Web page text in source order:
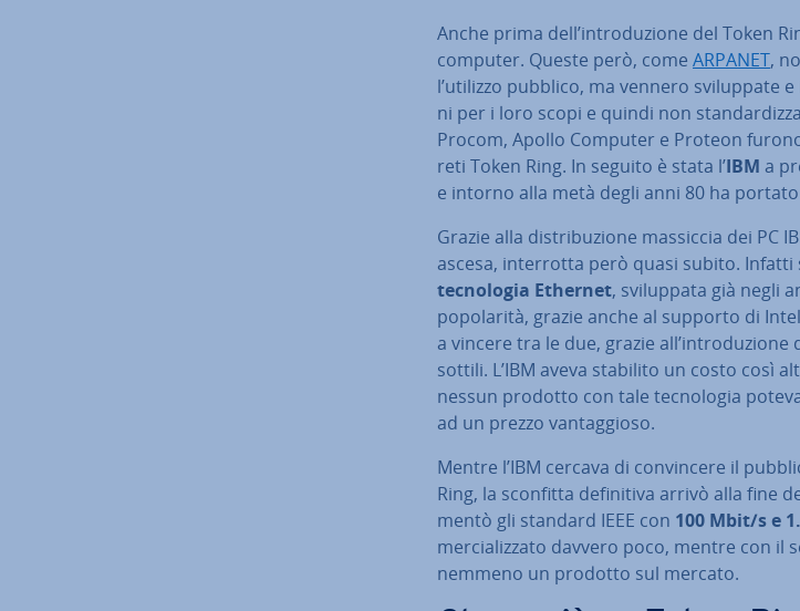
Anche prima dell’in­tro­du­zio­ne del Token
computer. Queste però, come ARPANET,
l’utilizzo pubblico, ma vennero svi­lup­pa­te
ni per i loro scopi e quindi non
Procom, Apollo Computer e Proteon
reti Token Ring. In seguito è stata l’IBM a
e intorno alla metà degli anni 80 ha
Grazie alla di­stri­bu­zio­ne massiccia dei PC
ascesa, in­ter­rot­ta però quasi subito. Infatti
tec­no­lo­gia Ethernet, svi­lup­pa­ta già negli
po­po­la­ri­tà, grazie anche al supporto di
a vincere tra le due, grazie all’in­tro­du­zio­ne
sottili. L’IBM aveva stabilito un costo così
nessun prodotto con tale tec­no­lo­gia
ad un prezzo van­tag­gio­so.
Mentre l’IBM cercava di con­vin­ce­re il
Ring, la sconfitta de­fi­ni­ti­va arrivò alla fine
men­tò gli standard IEEE con 100 Mbit/s e
mer­cia­liz­za­to davvero poco, mentre con il
nemmeno un prodotto sul mercato.